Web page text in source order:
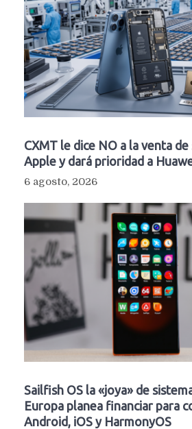
CXMT le dice NO a la venta
Apple y dará prioridad a
6 agosto, 2026
Sailfish OS la «joya» de
Europa planea financiar para
Android, iOS y HarmonyOS